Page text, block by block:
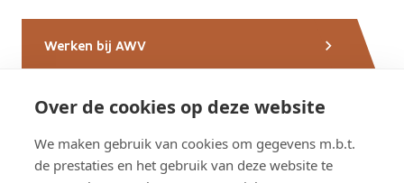
Over de cookies op deze website
We maken gebruik van cookies om gegevens m.b.t.
de prestaties en het gebruik van deze website te
Werken bij AWV